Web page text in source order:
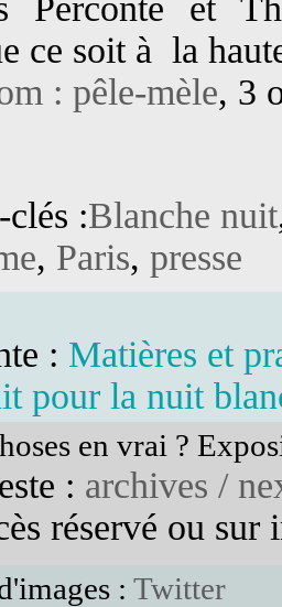
Perconte et
ce soit à la
: pêle-mèle, 3
:Blanche nuit
, Paris, presse
: Matières et
pour la nuit
en vrai ?
: archives /
ou sur
: Twitter